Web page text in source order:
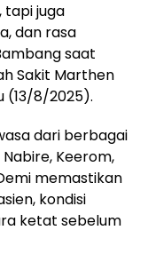
tapi juga
dan rasa
saat
Sakit Marthen
(13/8/2025).
dari berbagai
Keerom,
memastikan
kondisi
ketat sebelum